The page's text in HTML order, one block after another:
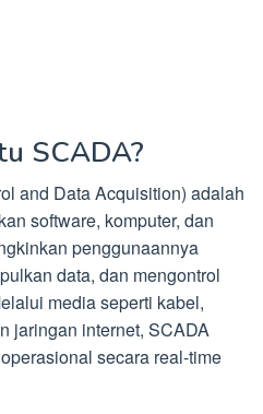
SCADA?
and Data Acquisition) adalah
software, komputer, dan
penggunaannya
data, dan mengontrol
media seperti kabel,
jaringan internet, SCADA
secara real-time